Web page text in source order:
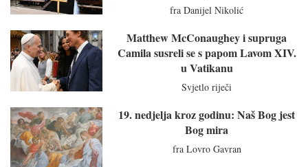
fra Danijel Nikolić
Matthew McConaughey i supruga
Camila susreli se s papom Lavom XIV.
u Vatikanu
Svjetlo riječi
19. nedjelja kroz godinu: Naš Bog jest
Bog mira
fra Lovro Gavran